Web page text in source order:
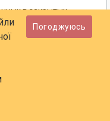
в закрытых
системы
следует учитывать
и потолке.
и расстановка на
Погоджуюсь